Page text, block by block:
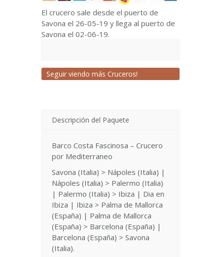
El crucero sale desde el puerto de
Savona el 26-05-19 y llega al puerto de
Savona el 02-06-19.
Seguir viendo más Cruceros!
Descripción del Paquete
Barco Costa Fascinosa – Crucero
por Mediterraneo
Savona (Italia) > Nápoles (Italia) |
Nápoles (Italia) > Palermo (Italia)
| Palermo (Italia) > Ibiza | Dia en
Ibiza | Ibiza > Palma de Mallorca
(España) | Palma de Mallorca
(España) > Barcelona (España) |
Barcelona (España) > Savona
(Italia).